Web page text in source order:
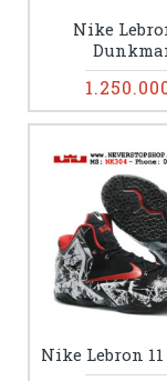
Nike
Nike Lebron